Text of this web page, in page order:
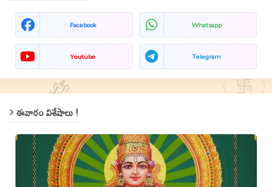
Facebook Whatsapp
Youtube Telegram
ఈవారం విశేషాలు !